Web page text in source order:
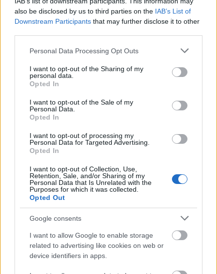
also be disclosed by us to third parties on the IAB’s List of
Downstream Participants that may further disclose it to other
Please note that this website/app uses one or more Google
not limited to your visit or usage behaviour. You may click to
grant or deny consent to Google and its third-party tags to
use your data for below specified purposes in below Google
consent section.
Personal Data Processing Opt Outs
I want to opt-out of the Sharing of my
personal data.
Opted In
I want to opt-out of the Sale of my
Personal Data.
Opted In
I want to opt-out of processing my
Personal Data for Targeted Advertising.
Opted In
I want to opt-out of Collection, Use,
Retention, Sale, and/or Sharing of my
Personal Data that Is Unrelated with the
Purposes for which it was collected.
Opted Out
Google consents
I want to allow Google to enable storage
related to advertising like cookies on web or
device identifiers in apps.
feldolgozás
Songs of DEAF and Devotion? Hatéves a John Cage 4
válogatás, a STUMM433 ahol a Mute istálló
művészek dolgozzák fel Cage formabontó előadását.
Itt van tehát The Normal, a Fad Gadget, a Laibach, a
New Order, Moby, Barry Adamson, Goldfrapp, az
Erasure,…
Ötéves a Spirits In The Forest!
2024. november 21.